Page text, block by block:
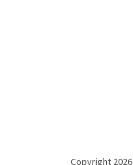
Copyright 2026